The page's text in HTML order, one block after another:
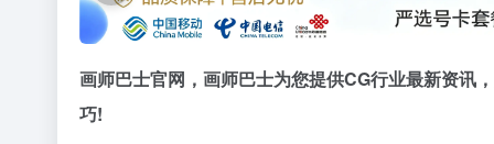
画师巴士官网，画师巴士为您提供CG行业最新资讯
巧!